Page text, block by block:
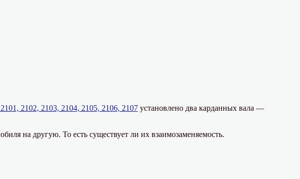
2102, 2103, 2104, 2105, 2106, 2107 установлено два карданных вала —
на другую. То есть существует ли их взаимозаменяемость.